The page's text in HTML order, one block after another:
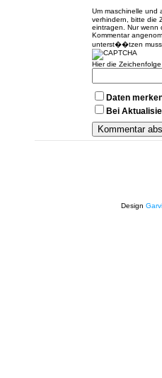
Um maschinelle
verhindern, bitte die
eintragen. Nur wenn
Kommentar
unterst��tzen muss
Hier die
Daten
Bei
Design